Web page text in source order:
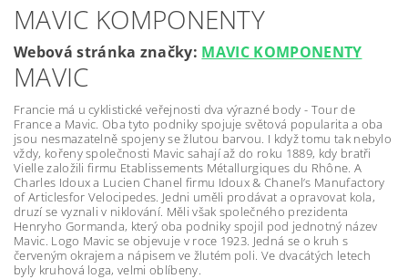
MAVIC KOMPONENTY
Webová stránka značky: MAVIC KOMPONENTY
MAVIC
Francie má u cyklistické veřejnosti dva výrazné body - Tour de
France a Mavic. Oba tyto podniky spojuje světová popularita a oba
jsou nesmazatelně spojeny se žlutou barvou. I když tomu tak nebylo
vždy, kořeny společnosti Mavic sahají až do roku 1889, kdy bratři
Vielle založili firmu Etablissements Métallurgiques du Rhône. A
Charles Idoux a Lucien Chanel firmu Idoux & Chanel’s Manufactory
of Articlesfor Velocipedes. Jedni uměli prodávat a opravovat kola,
druzí se vyznali v niklování. Měli však společného prezidenta
Henryho Gormanda, který oba podniky spojil pod jednotný název
Mavic. Logo Mavic se objevuje v roce 1923. Jedná se o kruh s
červeným okrajem a nápisem ve žlutém poli. Ve dvacátých letech
byly kruhová loga, velmi oblíbeny.